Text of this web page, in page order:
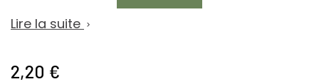
Lire la suite 
2,20 €